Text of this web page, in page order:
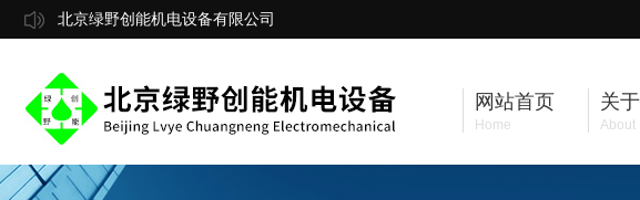
北京绿野创能机电设备有限公司
网站首页
Home
关
About